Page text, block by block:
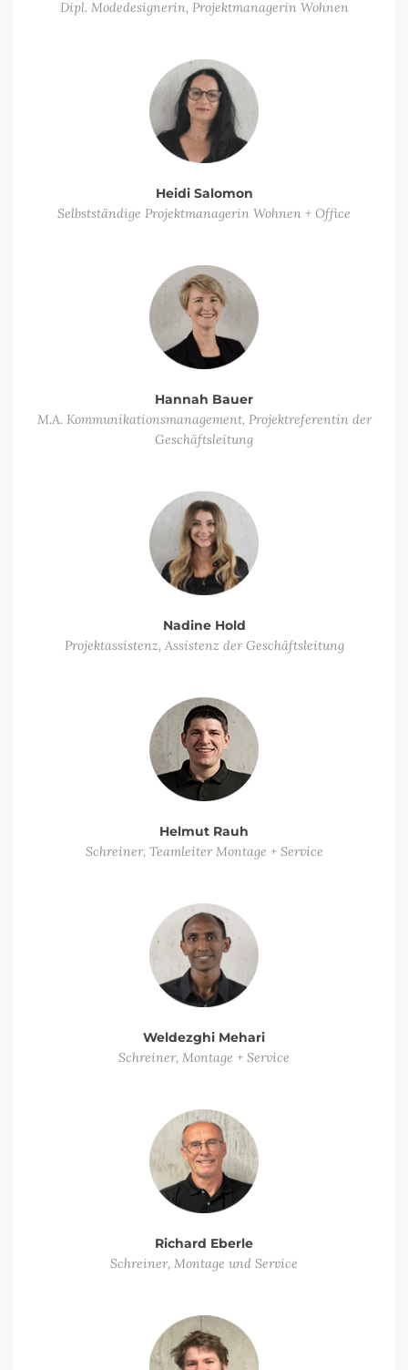
Dipl. Modedesignerin, Projektmanagerin Wohnen
Heidi Salomon
Selbstständige Projektmanagerin Wohnen + Office
Hannah Bauer
M.A. Kommunikationsmanagement, Projektreferentin der
Geschäftsleitung
Nadine Hold
Projektassistenz, Assistenz der Geschäftsleitung
Helmut Rauh
Schreiner, Teamleiter Montage + Service
Weldezghi Mehari
Schreiner, Montage + Service
Richard Eberle
Schreiner, Montage und Service